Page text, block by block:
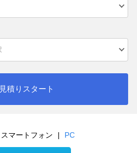
見積りスタート
スマートフォン | PC